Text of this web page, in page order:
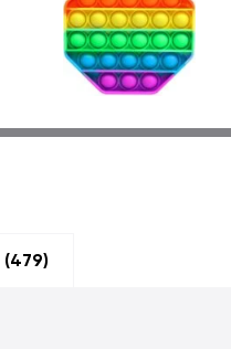
479)